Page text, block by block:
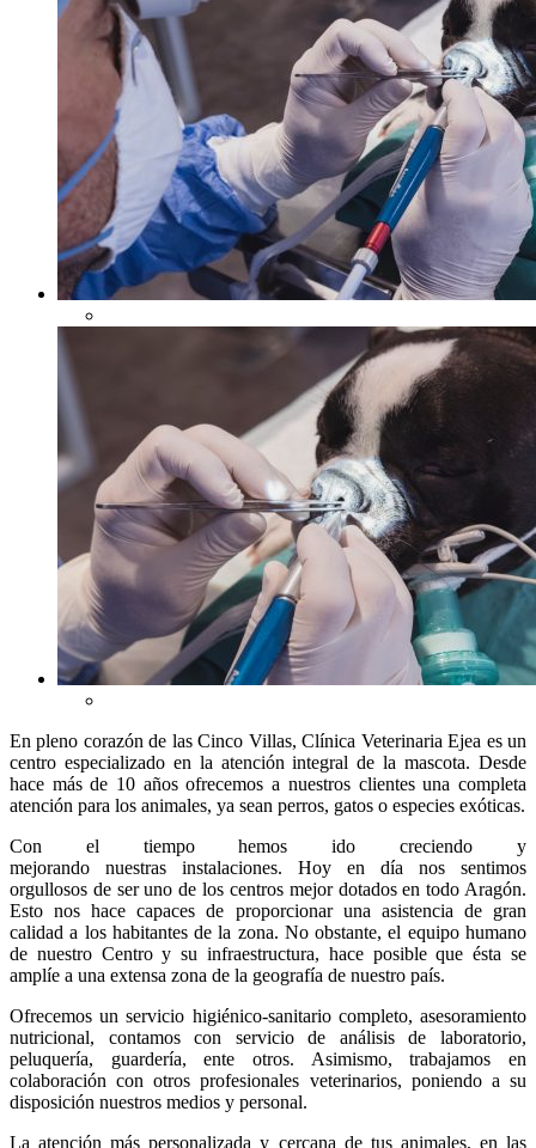
En pleno corazón de las Cinco Villas, Clínica Veterinaria Ejea es un
centro especializado en la atención integral de la mascota. Desde
hace más de 10 años ofrecemos a nuestros clientes una completa
atención para los animales, ya sean perros, gatos o especies exóticas.
Con el tiempo hemos ido creciendo y
mejorando nuestras instalaciones. Hoy en día nos sentimos
orgullosos de ser uno de los centros mejor dotados en todo Aragón.
Esto nos hace capaces de proporcionar una asistencia de gran
calidad a los habitantes de la zona. No obstante, el equipo humano
de nuestro Centro y su infraestructura, hace posible que ésta se
amplíe a una extensa zona de la geografía de nuestro país.
Ofrecemos un servicio higiénico-sanitario completo, asesoramiento
nutricional, contamos con servicio de análisis de laboratorio,
peluquería, guardería, ente otros. Asimismo, trabajamos en
colaboración con otros profesionales veterinarios, poniendo a su
disposición nuestros medios y personal.
La atención más personalizada y cercana de tus animales, en las